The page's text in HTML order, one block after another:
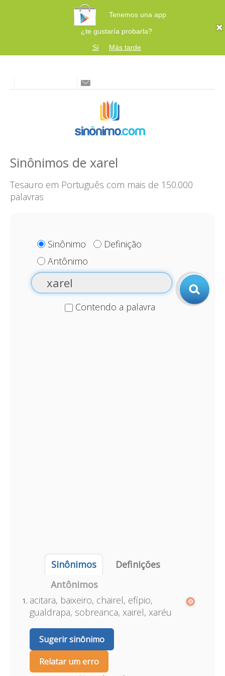
Tenemos una app
¿te gustaría probarla?
Sí
Más tarde
Sinônimos de xarel
Tesauro em Português com mais de 150.000
palavras
Sinônimo
Definição
Antônimo
Contendo a palavra
Sinônimos
Definições
Antônimos
acitara, baixeiro, chairel, efípio,
gualdrapa, sobreanca, xairel, xaréu
Sugerir sinônimo
Relatar um erro